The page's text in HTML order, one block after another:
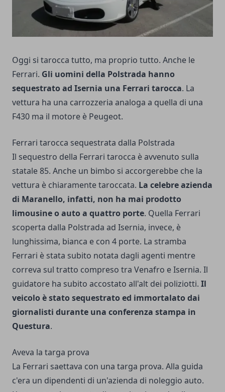
Oggi si tarocca tutto, ma proprio tutto. Anche le
Ferrari. Gli uomini della Polstrada hanno
sequestrato ad Isernia una Ferrari tarocca. La
vettura ha una carrozzeria analoga a quella di una
F430 ma il motore è Peugeot.
Ferrari tarocca sequestrata dalla Polstrada
Il sequestro della Ferrari tarocca è avvenuto sulla
statale 85. Anche un bimbo si accorgerebbe che la
vettura è chiaramente taroccata. La celebre azienda
di Maranello, infatti, non ha mai prodotto
limousine o auto a quattro porte. Quella Ferrari
scoperta dalla Polstrada ad Isernia, invece, è
lunghissima, bianca e con 4 porte. La stramba
Ferrari è stata subito notata dagli agenti mentre
correva sul tratto compreso tra Venafro e Isernia. Il
guidatore ha subito accostato all'alt dei poliziotti. Il
veicolo è stato sequestrato ed immortalato dai
giornalisti durante una conferenza stampa in
Questura.
Aveva la targa prova
La Ferrari saettava con una targa prova. Alla guida
c'era un dipendenti di un'azienda di noleggio auto.